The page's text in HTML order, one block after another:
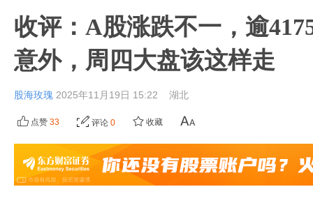
收评：A股涨跌不一，逾
意外，周四大盘该这样走
股海玫瑰 2025年11月19日 15:22 湖北
点赞 33 评论 0 收藏